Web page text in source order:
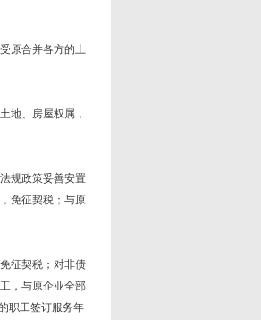
原合并各方的土
地、房屋权属，
规政策妥善安置
免征契税；与原
征契税；对非债
，与原企业全部
职工签订服务年